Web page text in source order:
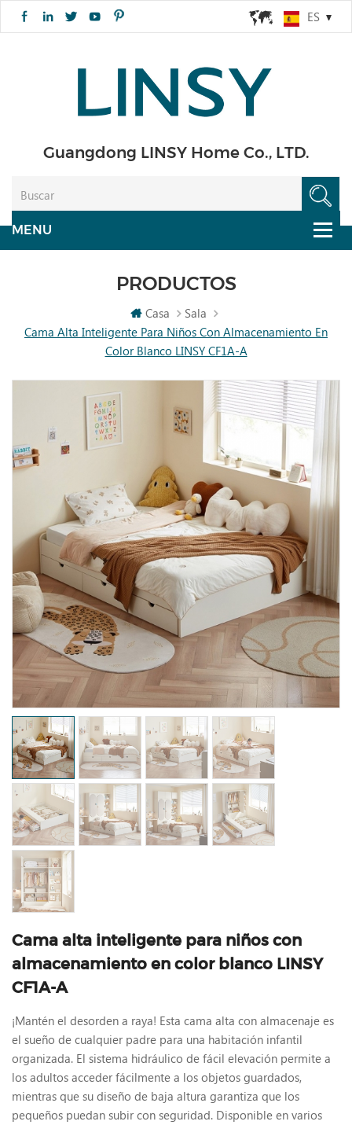
ES
Guangdong LINSY Home Co., LTD.
PRODUCTOS
Casa
Sala
Cama Alta Inteligente Para Niños Con Almacenamiento En
Color Blanco LINSY CF1A-A
Cama alta inteligente para niños con
almacenamiento en color blanco LINSY
CF1A-A
¡Mantén el desorden a raya! Esta cama alta con almacenaje es
el sueño de cualquier padre para una habitación infantil
organizada. El sistema hidráulico de fácil elevación permite a
los adultos acceder fácilmente a los objetos guardados,
mientras que su diseño de baja altura garantiza que los
pequeños puedan subir con seguridad. Disponible en varios